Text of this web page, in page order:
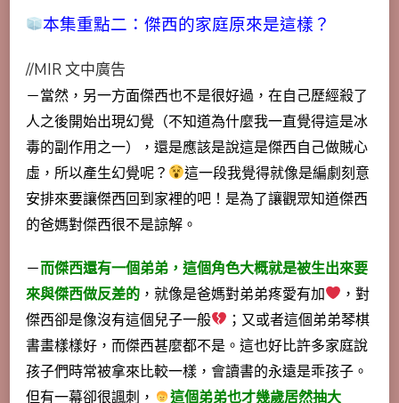
本集重點二：傑西的家庭原來是這樣？
//MIR 文中廣告
－當然，另一方面傑西也不是很好過，在自己歷經殺了
人之後開始出現幻覺（不知道為什麼我一直覺得這是冰
毒的副作用之一），還是應該是說這是傑西自己做賊心
虛，所以產生幻覺呢？
這一段我覺得就像是編劇刻意
安排來要讓傑西回到家裡的吧！是為了讓觀眾知道傑西
的爸媽對傑西很不是諒解。
－而傑西還有一個弟弟，這個角色大概就是被生出來要
來與傑西做反差的 ，就像是爸媽對弟弟疼愛有加
，對
傑西卻是像沒有這個兒子一般
；又或者這個弟弟琴棋
書畫樣樣好，而傑西甚麼都不是。這也好比許多家庭說
孩子們時常被拿來比較一樣，會讀書的永遠是乖孩子。
但有一幕卻很諷刺，
這個弟弟也才幾歲居然抽大